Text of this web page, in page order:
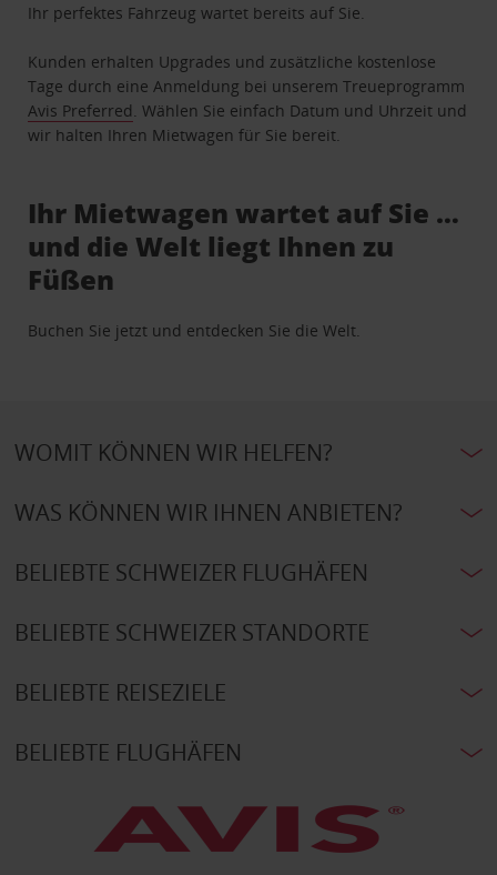
Ihr perfektes Fahrzeug wartet bereits auf Sie.
Kunden erhalten Upgrades und zusätzliche kostenlose
Tage durch eine Anmeldung bei unserem Treueprogramm
Avis Preferred . Wählen Sie einfach Datum und Uhrzeit und
wir halten Ihren Mietwagen für Sie bereit.
Ihr Mietwagen wartet auf Sie …
und die Welt liegt Ihnen zu
Füßen
Buchen Sie jetzt und entdecken Sie die Welt.
WOMIT KÖNNEN WIR HELFEN?
WAS KÖNNEN WIR IHNEN ANBIETEN?
BELIEBTE SCHWEIZER FLUGHÄFEN
BELIEBTE SCHWEIZER STANDORTE
BELIEBTE REISEZIELE
BELIEBTE FLUGHÄFEN